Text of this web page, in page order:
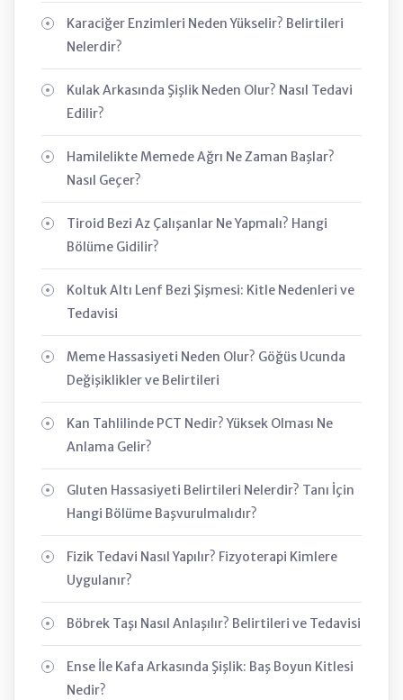
Karaciğer Enzimleri Neden Yükselir? Belirtileri
Nelerdir?
Kulak Arkasında Şişlik Neden Olur? Nasıl Tedavi
Edilir?
Hamilelikte Memede Ağrı Ne Zaman Başlar?
Nasıl Geçer?
Tiroid Bezi Az Çalışanlar Ne Yapmalı? Hangi
Bölüme Gidilir?
Koltuk Altı Lenf Bezi Şişmesi: Kitle Nedenleri ve
Tedavisi
Meme Hassasiyeti Neden Olur? Göğüs Ucunda
Değişiklikler ve Belirtileri
Kan Tahlilinde PCT Nedir? Yüksek Olması Ne
Anlama Gelir?
Gluten Hassasiyeti Belirtileri Nelerdir? Tanı İçin
Hangi Bölüme Başvurulmalıdır?
Fizik Tedavi Nasıl Yapılır? Fizyoterapi Kimlere
Uygulanır?
Böbrek Taşı Nasıl Anlaşılır? Belirtileri ve Tedavisi
Ense İle Kafa Arkasında Şişlik: Baş Boyun Kitlesi
Nedir?